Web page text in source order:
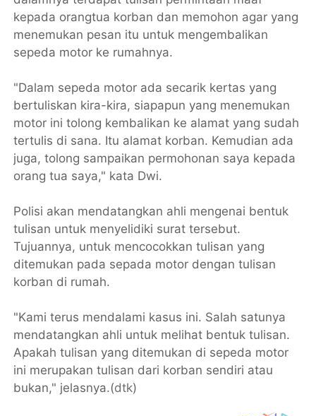
kepada orangtua korban dan memohon agar yang
menemukan pesan itu untuk mengembalikan
sepeda motor ke rumahnya.
"Dalam sepeda motor ada secarik kertas yang
bertuliskan kira-kira, siapapun yang menemukan
motor ini tolong kembalikan ke alamat yang sudah
tertulis di sana. Itu alamat korban. Kemudian ada
juga, tolong sampaikan permohonan saya kepada
orang tua saya," kata Dwi.
Polisi akan mendatangkan ahli mengenai bentuk
tulisan untuk menyelidiki surat tersebut.
Tujuannya, untuk mencocokkan tulisan yang
ditemukan pada sepada motor dengan tulisan
korban di rumah.
"Kami terus mendalami kasus ini. Salah satunya
mendatangkan ahli untuk melihat bentuk tulisan.
Apakah tulisan yang ditemukan di sepeda motor
ini merupakan tulisan dari korban sendiri atau
bukan," jelasnya.(dtk)